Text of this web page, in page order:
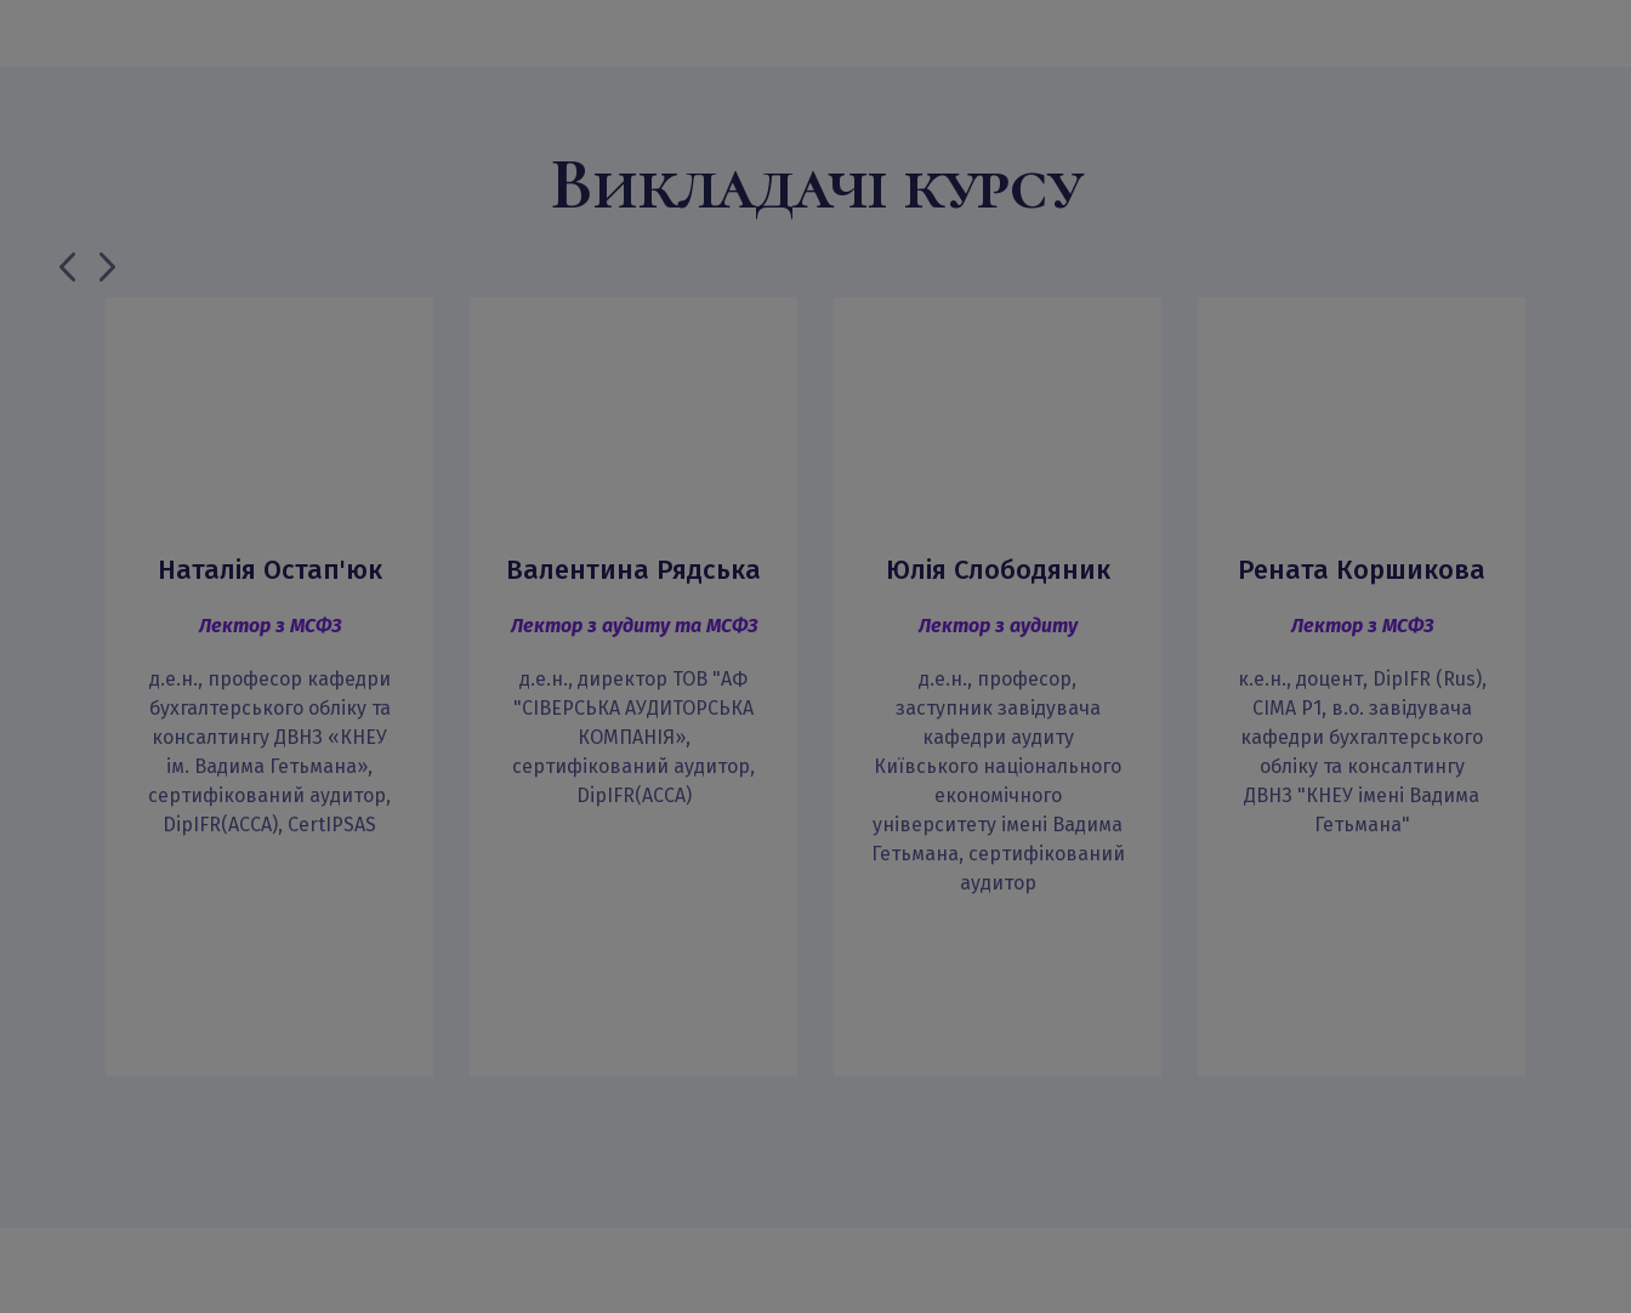
Викладачі курсу
Наталія Остап'юк
Лектор з МСФЗ
д.е.н., професор кафедри
бухгалтерського обліку та
консалтингу ДВНЗ «КНЕУ
ім. Вадима Гетьмана»,
сертифікований аудитор,
DipIFR(AССА), CertIPSAS
Валентина Рядська
Лектор з аудиту та МСФЗ
д.е.н., директор ТОВ "АФ
"СІВЕРСЬКА АУДИТОРСЬКА
КОМПАНІЯ»,
сертифікований аудитор,
DipIFR(AССА)
Юлія Слободяник
Лектор з аудиту
д.е.н., професор,
заступник завідувача
кафедри аудиту
Київського національного
економічного
університету імені Вадима
Гетьмана, сертифікований
аудитор
Рената Коршикова
Лектор з МСФЗ
к.е.н., доцент, DipIFR (Rus),
CIMA P1, в.о. завідувача
кафедри бухгалтерського
обліку та консалтингу
ДВНЗ "КНЕУ імені Вадима
Гетьмана"